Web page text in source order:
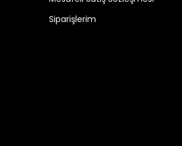
Siparişlerim